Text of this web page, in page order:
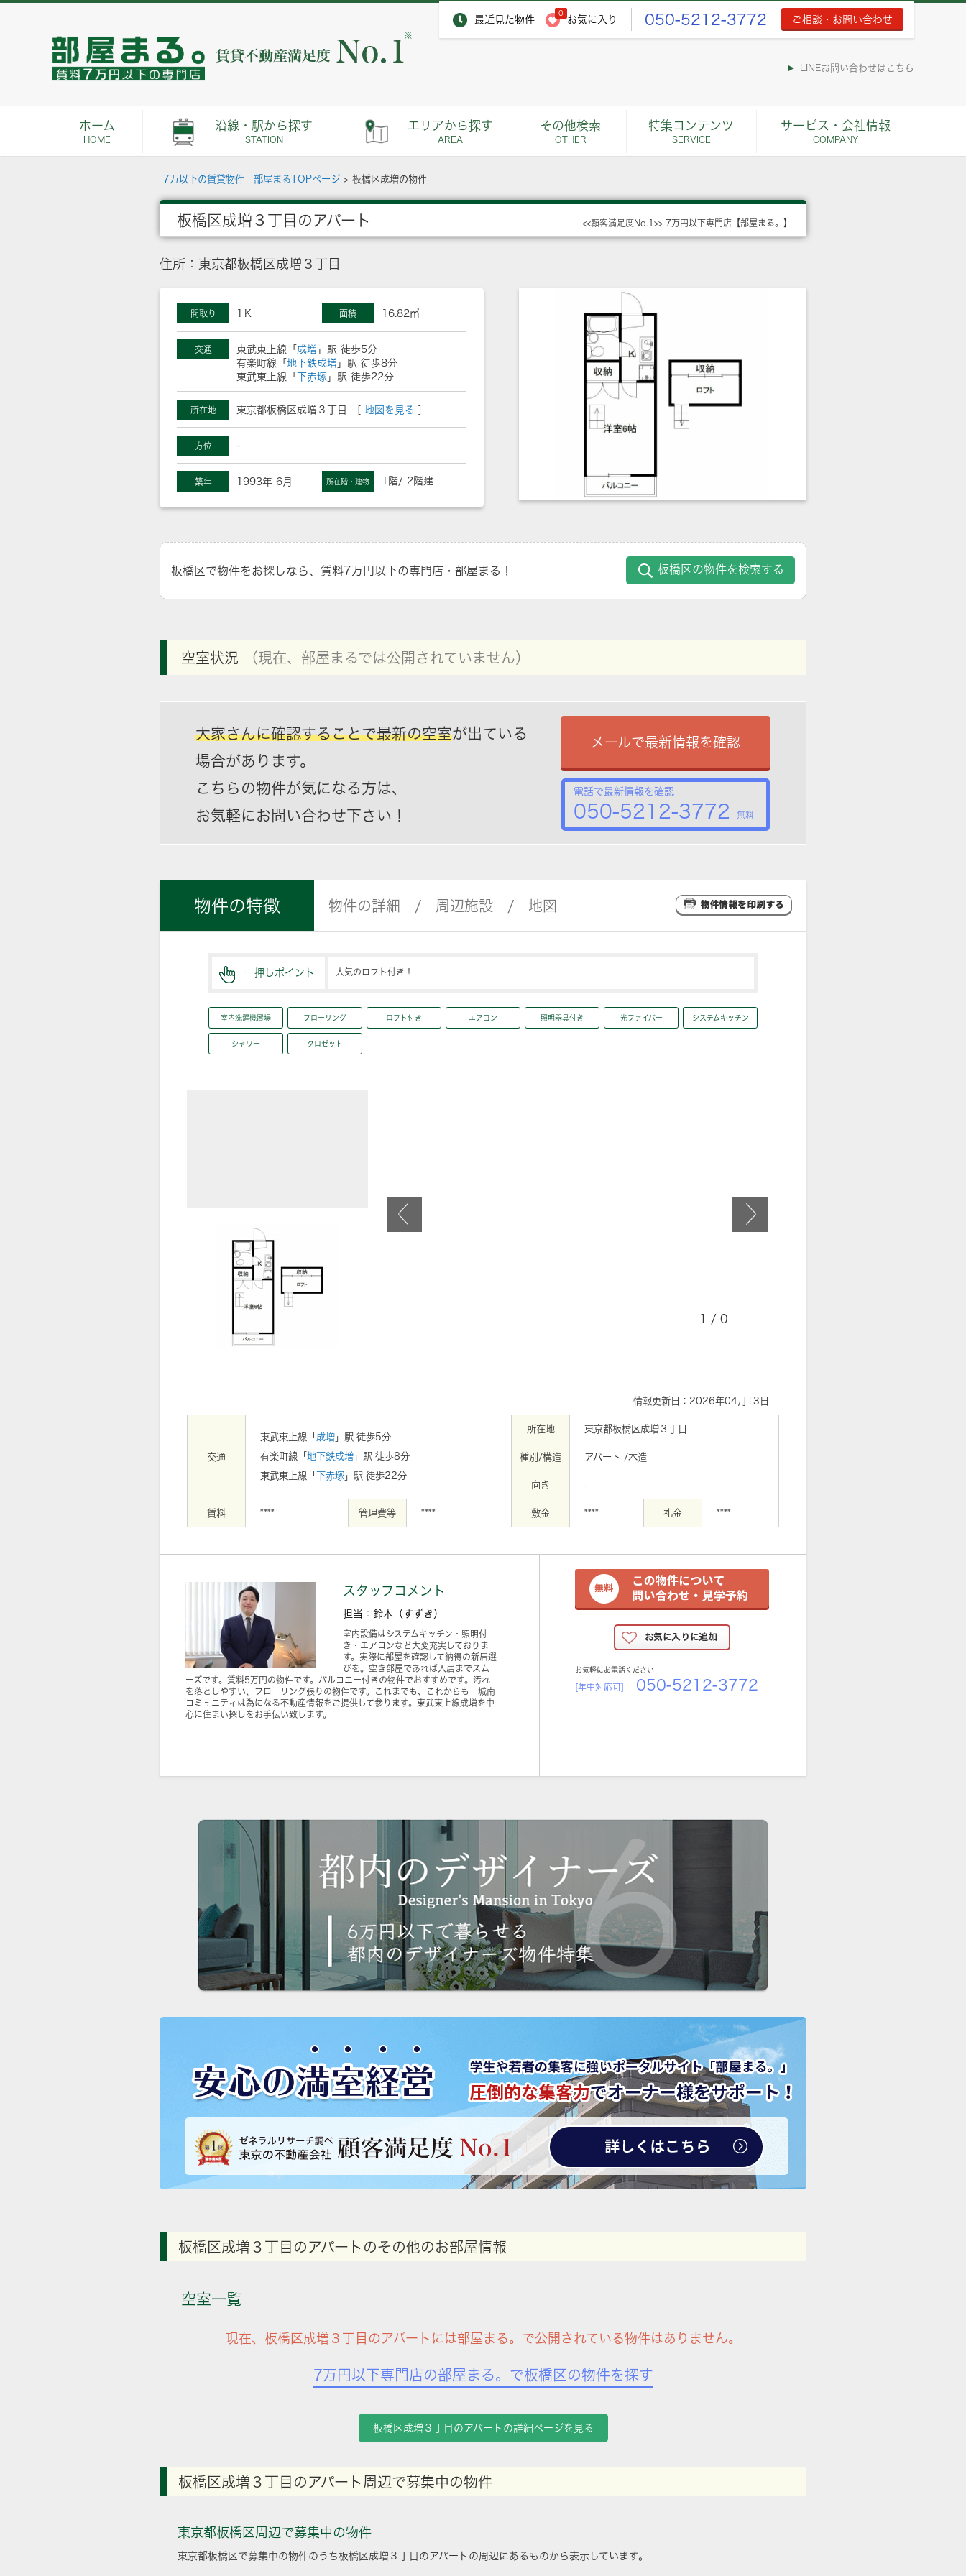
最近見た物件
0
お気に入り 050-5212-3772 ご相談・お問い合わせ
※
LINEお問い合わせはこちら
ホーム
HOME
沿線・駅から探す
STATION
エリアから探す
AREA
その他検索
OTHER
特集コンテンツ
SERVICE
サービス・会社情報
COMPANY
7万以下の賃貸物件 部屋まるTOPページ > 板橋区成増の物件
板橋区成増３丁目のアパート <<顧客満足度No.1>> 7万円以下専門店【部屋まる。】
住所：東京都板橋区成増３丁目
間取り 1Ｋ 面積 16.82㎡
交通 東武東上線「 成増 」駅 徒歩5分
有楽町線「 地下鉄成増 」駅 徒歩8分
東武東上線「
下赤塚 」駅 徒歩22分
所在地 東京都板橋区成増３丁目 [ 地図を見る
方位 -
築年 1993年 6月 所在階・建物 1階/ 2階建
板橋区で物件をお探しなら、賃料7万円以下の専門店・部屋まる！ 板橋区の物件を検索する
空室状況 （現在、部屋まるでは公開されていません）
大家さんに確認することで最新の空室が出ている
場合があります。
こちらの物件が気になる方は、
お気軽にお問い合わせ下さい！
メールで最新情報を確認
電話で最新情報を確認
050-5212-3772 無料
物件の特徴 物件の詳細 周辺施設 地図
一押しポイント 人気のロフト付き！
室内洗濯機置場 フローリング ロフト付き エアコン 照明器具付き 光ファイバー システムキッチン
シャワー クロゼット
1 / 0
情報更新日：2026年04月13日
交通
東武東上線「 成増 」駅 徒歩5分
有楽町線「 地下鉄成増 」駅 徒歩8分
東武東上線「
下赤塚 」駅 徒歩22分
所在地 東京都板橋区成増３丁目
種別/構造 アパート /木造
向き -
賃料 **** 管理費等 **** 敷金 **** 礼金 ****
スタッフコメント
担当：鈴木（すずき）
室内設備はシステムキッチン・照明付
き・エアコンなど大変充実しておりま
す。実際に部屋を確認して納得の新居選
びを。空き部屋であれば入居までスム
ーズです。賃料5万円の物件です。バルコニー付きの物件でおすすめです。汚れ
を落としやすい、フローリング張りの物件です。これまでも、これからも 城南
コミュニティは為になる不動産情報をご提供して参ります。東武東上線成増を中
心に住まい探しをお手伝い致します。
お気軽にお電話ください
[年中対応可] 050-5212-3772
板橋区成増３丁目のアパートのその他のお部屋情報
空室一覧
現在、板橋区成増３丁目のアパートには部屋まる。で公開されている物件はありません。
7万円以下専門店の部屋まる。で板橋区の物件を探す
板橋区成増３丁目のアパートの詳細ページを見る
板橋区成増３丁目のアパート周辺で募集中の物件
東京都板橋区周辺で募集中の物件
東京都板橋区で募集中の物件のうち板橋区成増３丁目のアパートの周辺にあるものから表示しています。